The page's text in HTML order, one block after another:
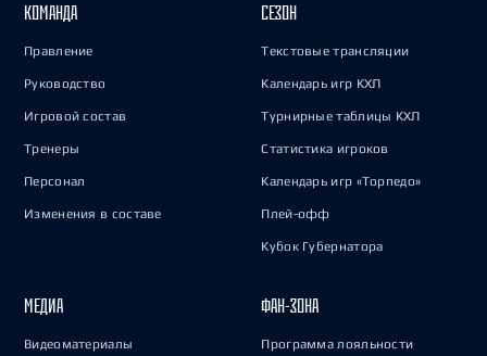
КОМАНДА
Правление
Руководство
Игровой состав
Тренеры
Персонал
Изменения в составе
СЕЗОН
Текстовые трансляции
Календарь игр КХЛ
Турнирные таблицы КХЛ
Статистика игроков
Календарь игр «Торпедо»
Плей-офф
Кубок Губернатора
МЕДИА
Видеоматериалы
ФАН-ЗОНА
Программа лояльности